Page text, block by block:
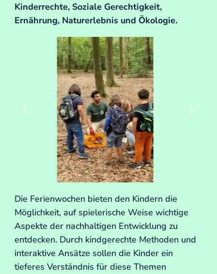
Kinderrechte, Soziale Gerechtigkeit,
Ernährung, Naturerlebnis und Ökologie.
Die Ferienwochen bieten den Kindern die
Möglichkeit, auf spielerische Weise wichtige
Aspekte der nachhaltigen Entwicklung zu
entdecken. Durch kindgerechte Methoden und
interaktive Ansätze sollen die Kinder ein
tieferes Verständnis für diese Themen